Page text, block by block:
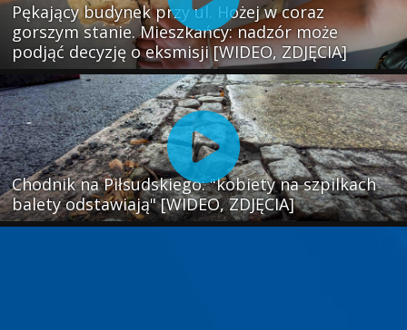
Pękający budynek przy ul. Hożej w coraz
gorszym stanie. Mieszkańcy: nadzór może
podjąć decyzję o eksmisji [WIDEO, ZDJĘCIA]
Chodnik na Piłsudskiego: "kobiety na szpilkach
balety odstawiają" [WIDEO, ZDJĘCIA]